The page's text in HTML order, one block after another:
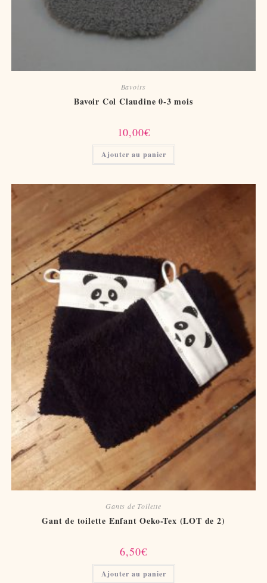
Bavoirs
Bavoir Col Claudine 0-3 mois
10,00€
Ajouter au panier
Gants de Toilette
Gant de toilette Enfant Oeko-Tex (LOT de 2)
6,50€
Ajouter au panier